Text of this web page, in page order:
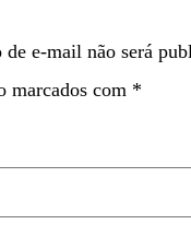
de e-mail não será
marcados com *